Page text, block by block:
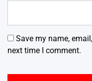
Save my name,
next time I comment.